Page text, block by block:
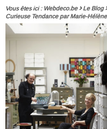
Vous êtes ici : Webdeco.be
Le Blog
Curieuse Tendance par Marie-